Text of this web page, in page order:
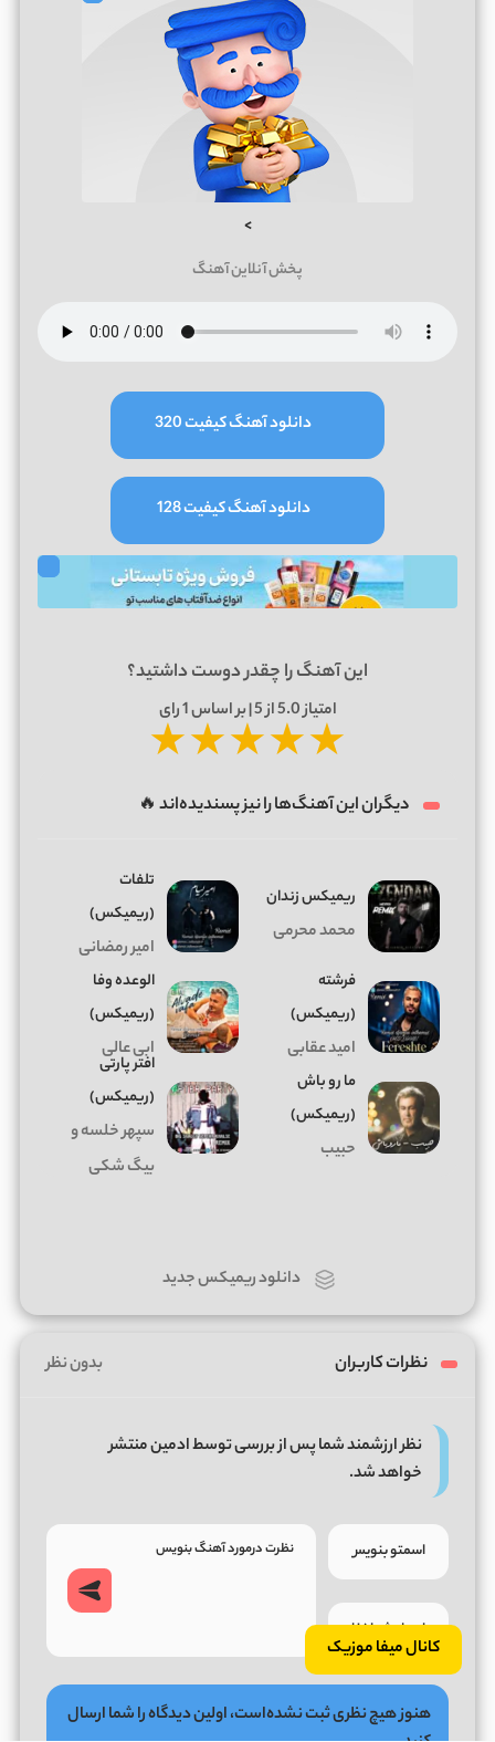
کانال میفا موزیک
>
پخش آنلاین آهنگ
دانلود آهنگ کیفیت 320
دانلود آهنگ کیفیت 128
این آهنگ را چقدر دوست داشتید؟
امتیاز5.0از 5 | بر اساس 1رای
★★★★★
دیگران این آهنگ‌ها را نیز پسندیده‌اند 🔥
ریمیکس زندان
محمد محرمی
تلفات
(ریمیکس)
امیر رمضانی
فرشته
(ریمیکس)
امید عقابی
الوعده وفا
(ریمیکس)
ابی عالی
ما رو باش
(ریمیکس)
حبیب
افتر پارتی
(ریمیکس)
سپهر خلسه و
بیگ شکی
دانلود ریمیکس جدید
نظرات کاربران بدون نظر
نظر ارزشمند شما پس از بررسی توسط ادمین منتشر
خواهد شد.
هنوز هیچ نظری ثبت نشده‌است، اولین دیدگاه را شما ارسال